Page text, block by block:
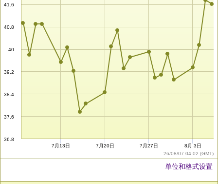
26/08/07 04:02 (GMT)
36.8
37.6
38.4
39.2
40
40.8
41.6
7月13日 7月20日 7月27日 8月 3日
单位和格式设置